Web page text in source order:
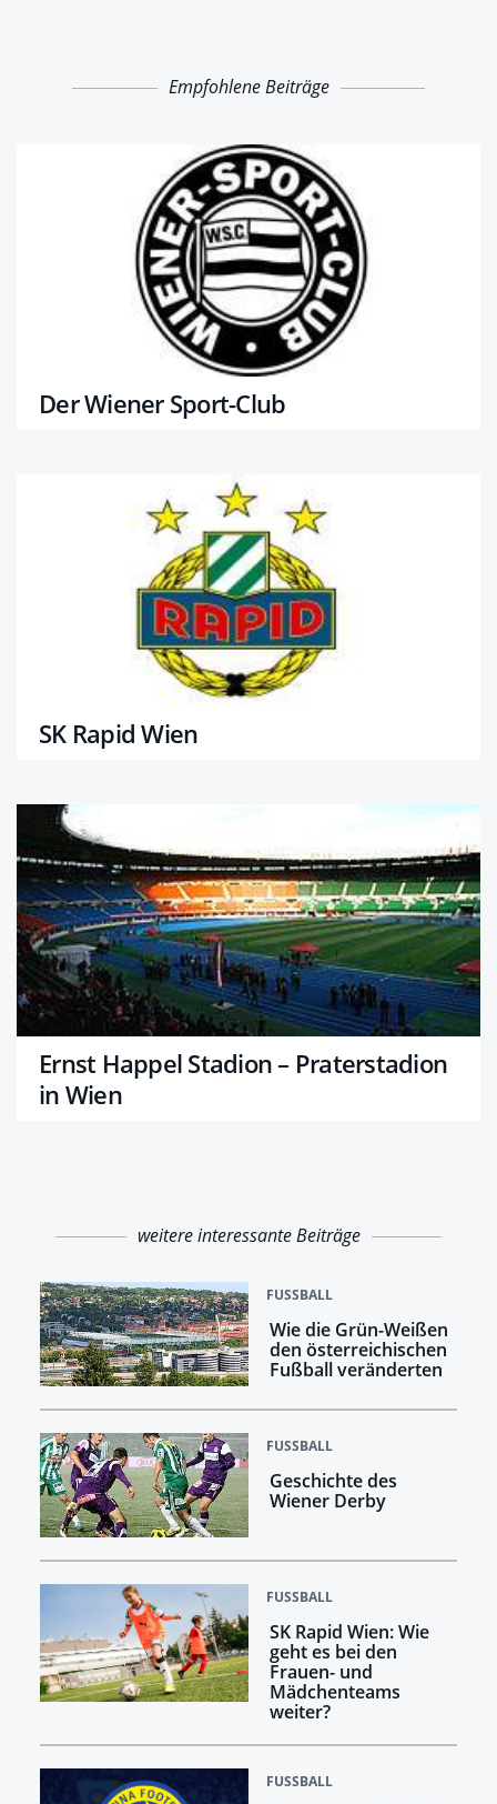
Empfohlene Beiträge
Der Wiener Sport-Club
SK Rapid Wien
Ernst Happel Stadion – Praterstadion
in Wien
weitere interessante Beiträge
FUSSBALL
Wie die Grün-Weißen
den österreichischen
Fußball veränderten
FUSSBALL
Geschichte des
Wiener Derby
FUSSBALL
SK Rapid Wien: Wie
geht es bei den
Frauen- und
Mädchenteams
weiter?
FUSSBALL